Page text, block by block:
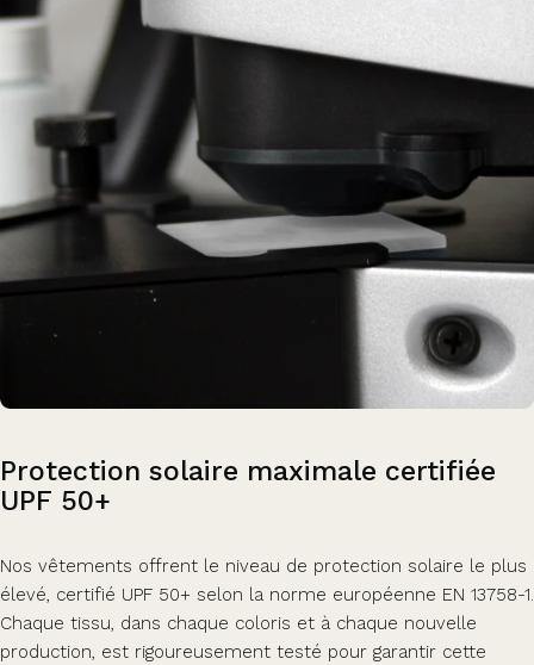
Protection solaire maximale certifiée
UPF 50+
Nos vêtements offrent le niveau de protection solaire le plus
élevé, certifié UPF 50+ selon la norme européenne EN 13758-1.
Chaque tissu, dans chaque coloris et à chaque nouvelle
production, est rigoureusement testé pour garantir cette